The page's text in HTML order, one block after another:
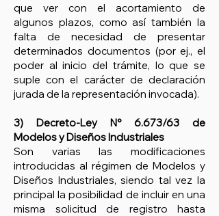
que ver con el acortamiento de
algunos plazos, como así también la
falta de necesidad de presentar
determinados documentos (por ej., el
poder al inicio del trámite, lo que se
suple con el carácter de declaración
jurada de la representación invocada).
3) Decreto-Ley N° 6.673/63 de
Modelos y Diseños Industriales
Son varias las modificaciones
introducidas al régimen de Modelos y
Diseños Industriales, siendo tal vez la
principal la posibilidad de incluir en una
misma solicitud de registro hasta